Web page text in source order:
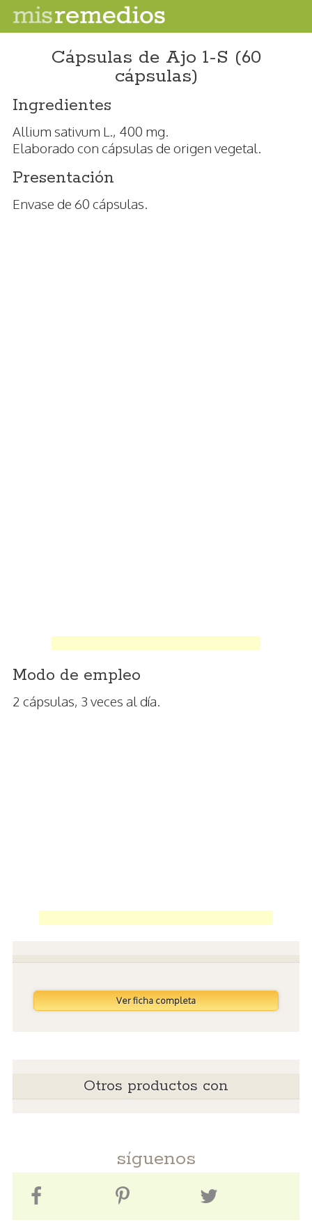
Cápsulas de Ajo 1-S (60
cápsulas)
Ingredientes
Allium sativum L., 400 mg.
Elaborado con cápsulas de origen vegetal.
Presentación
Envase de 60 cápsulas.
Modo de empleo
2 cápsulas, 3 veces al día.
Ver ficha completa
Otros productos con
síguenos